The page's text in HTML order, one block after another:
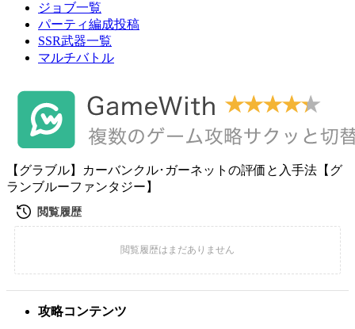
ジョブ一覧
パーティ編成投稿
SSR武器一覧
マルチバトル
【グラブル】カーバンクル･ガーネットの評価と入手法【グ
ランブルーファンタジー】
攻略コンテンツ